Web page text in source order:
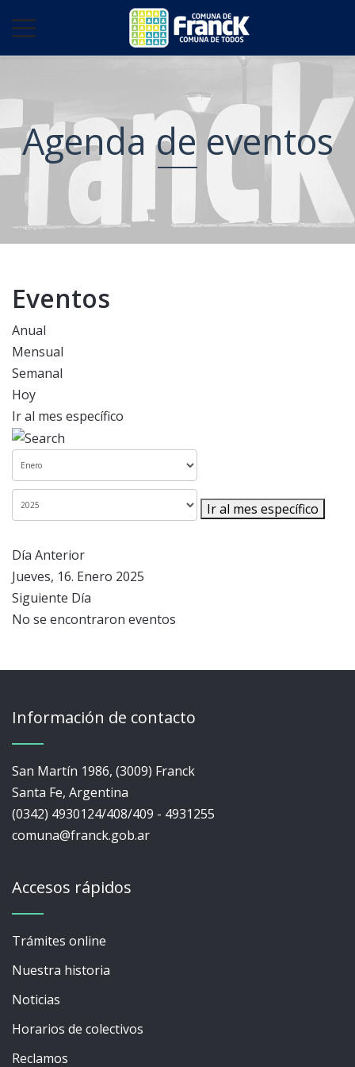
Agenda de eventos
Eventos
Anual
Mensual
Semanal
Hoy
Ir al mes específico
Ir al mes específico
Día Anterior
Jueves, 16. Enero 2025
Siguiente Día
No se encontraron eventos
Información de contacto
San Martín 1986, (3009) Franck
Santa Fe, Argentina
(0342) 4930124/408/409 - 4931255
comuna@franck.gob.ar
Accesos rápidos
Trámites online
Nuestra historia
Noticias
Horarios de colectivos
Reclamos